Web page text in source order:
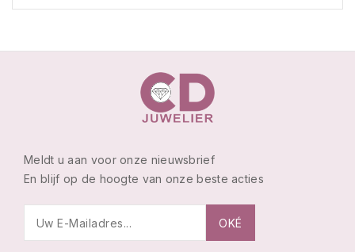
Meldt u aan voor onze nieuwsbrief
En blijf op de hoogte van onze beste acties